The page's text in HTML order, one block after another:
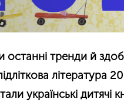
тренди й
література
українські